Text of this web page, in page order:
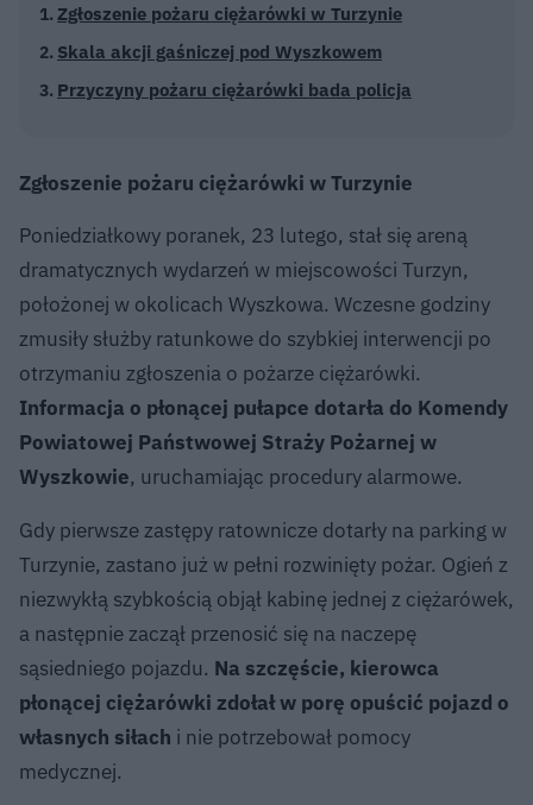
Zgłoszenie pożaru ciężarówki w Turzynie
Skala akcji gaśniczej pod Wyszkowem
Przyczyny pożaru ciężarówki bada policja
Zgłoszenie pożaru ciężarówki w Turzynie
Poniedziałkowy poranek, 23 lutego, stał się areną
dramatycznych wydarzeń w miejscowości Turzyn,
położonej w okolicach Wyszkowa. Wczesne godziny
zmusiły służby ratunkowe do szybkiej interwencji po
otrzymaniu zgłoszenia o pożarze ciężarówki.
Informacja o płonącej pułapce dotarła do Komendy
Powiatowej Państwowej Straży Pożarnej w
Wyszkowie, uruchamiając procedury alarmowe.
Gdy pierwsze zastępy ratownicze dotarły na parking w
Turzynie, zastano już w pełni rozwinięty pożar. Ogień z
niezwykłą szybkością objął kabinę jednej z ciężarówek,
a następnie zaczął przenosić się na naczepę
sąsiedniego pojazdu. Na szczęście, kierowca
płonącej ciężarówki zdołał w porę opuścić pojazd o
własnych siłach i nie potrzebował pomocy
medycznej.